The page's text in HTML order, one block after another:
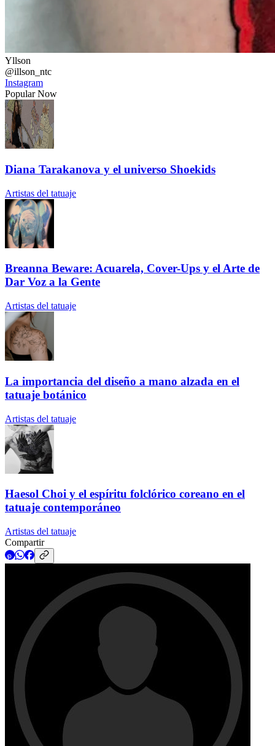
Yllson
@illson_ntc
Instagram
Popular Now
Diana Tarakanova y el universo Shoekids
Artistas del tatuaje
Breanna Beware: Acuarela, Cover-Ups y el Arte de
Dar Voz a la Gente
Artistas del tatuaje
La importancia del diseño a mano alzada en el
tatuaje botánico
Artistas del tatuaje
Haesol Choi y el espíritu folclórico coreano en el
tatuaje contemporáneo
Artistas del tatuaje
Compartir